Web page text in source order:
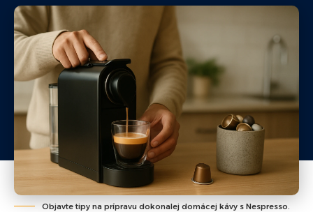
Objavte tipy na prípravu dokonalej domácej kávy s Nespresso.